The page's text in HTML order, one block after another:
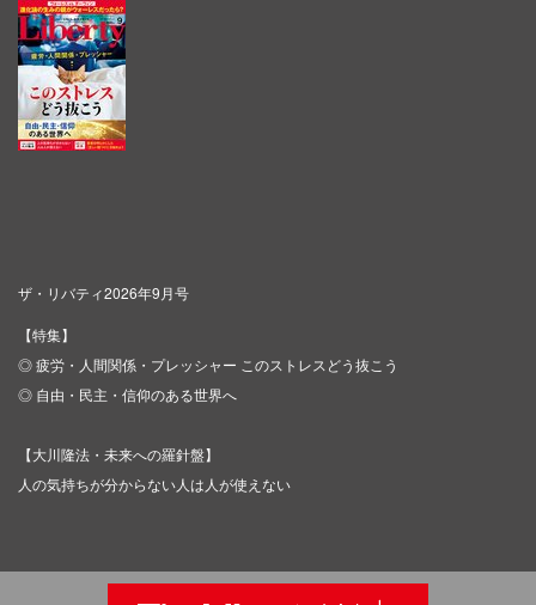
ザ・リバティ2026年9月号
【特集】
◎ 疲労・人間関係・プレッシャー このストレスどう抜こう
◎ 自由・民主・信仰のある世界へ
【大川隆法・未来への羅針盤】
人の気持ちが分からない人は人が使えない